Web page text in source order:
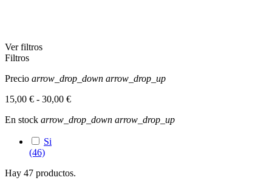
Ver filtros
Filtros
Precio arrow_drop_down arrow_drop_up
15,00 € - 30,00 €
En stock arrow_drop_down arrow_drop_up
Si
(46)
Hay 47 productos.